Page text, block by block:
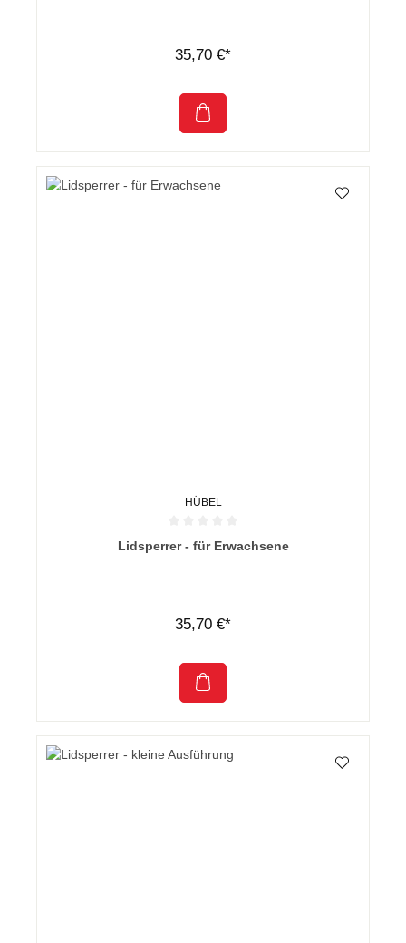
35,70 €*
HÜBEL
Durchschnittliche Bewertung von 0 von 5 Sternen
Lidsperrer - für Erwachsene
35,70 €*